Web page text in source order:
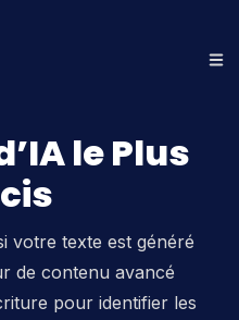
le Plus
votre texte est généré
de contenu avancé
pour identifier les